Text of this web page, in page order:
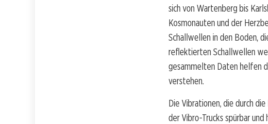
sich von Wartenberg bis
Kosmonauten und der
Schallwellen in den Boden,
reflektierten Schallwellen
gesammelten Daten helfen
verstehen.
Die Vibrationen, die durch
der Vibro-Trucks spürbar